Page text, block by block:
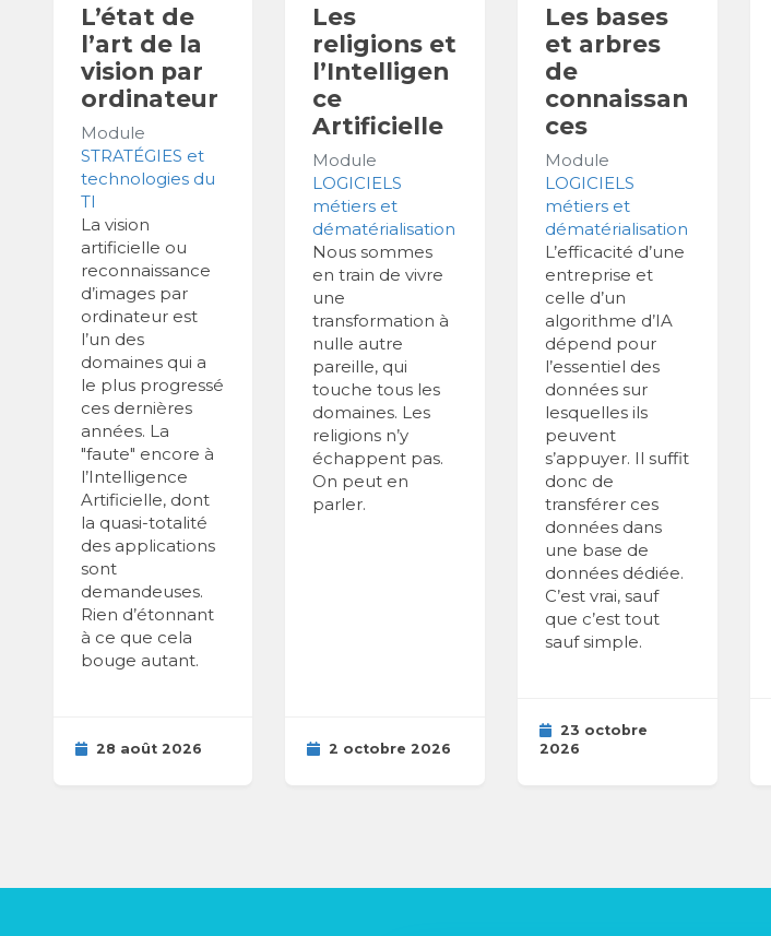
L’état de
l’art de la
vision par
ordinateur
Module
STRATÉGIES et
technologies du
TI
La vision
artificielle ou
reconnaissance
d’images par
ordinateur est
l’un des
domaines qui a
le plus progressé
ces dernières
années. La
"faute" encore à
l’Intelligence
Artificielle, dont
la quasi-totalité
des applications
sont
demandeuses.
Rien d’étonnant
à ce que cela
bouge autant.
28 août 2026
Les
religions et
l’Intelligen
ce
Artificielle
Module
LOGICIELS
métiers et
dématérialisation
Nous sommes
en train de vivre
une
transformation à
nulle autre
pareille, qui
touche tous les
domaines. Les
religions n’y
échappent pas.
On peut en
parler.
2 octobre 2026
Les bases
et arbres
de
connaissan
ces
Module
LOGICIELS
métiers et
dématérialisation
L’efficacité d’une
entreprise et
celle d’un
algorithme d’IA
dépend pour
l’essentiel des
données sur
lesquelles ils
peuvent
s’appuyer. Il suffit
donc de
transférer ces
données dans
une base de
données dédiée.
C’est vrai, sauf
que c’est tout
sauf simple.
23 octobre
2026